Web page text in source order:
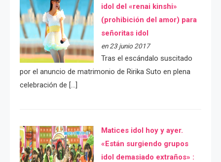
idol del «renai kinshi»
(prohibición del amor) para
señoritas idol
en 23 junio 2017
Tras el escándalo suscitado
por el anuncio de matrimonio de Ririka Suto en plena
celebración de […]
Matices idol hoy y ayer.
«Están surgiendo grupos
idol demasiado extraños» :